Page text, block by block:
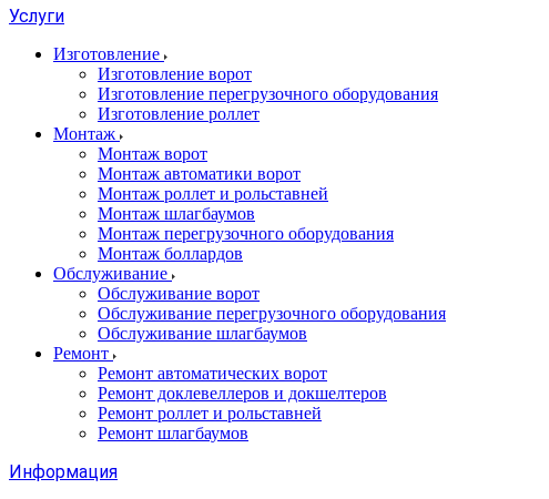
Услуги
Изготовление
Изготовление ворот
Изготовление перегрузочного оборудования
Изготовление роллет
Монтаж
Монтаж ворот
Монтаж автоматики ворот
Монтаж роллет и рольставней
Монтаж шлагбаумов
Монтаж перегрузочного оборудования
Монтаж боллардов
Обслуживание
Обслуживание ворот
Обслуживание перегрузочного оборудования
Обслуживание шлагбаумов
Ремонт
Ремонт автоматических ворот
Ремонт доклевеллеров и докшелтеров
Ремонт роллет и рольставней
Ремонт шлагбаумов
Информация